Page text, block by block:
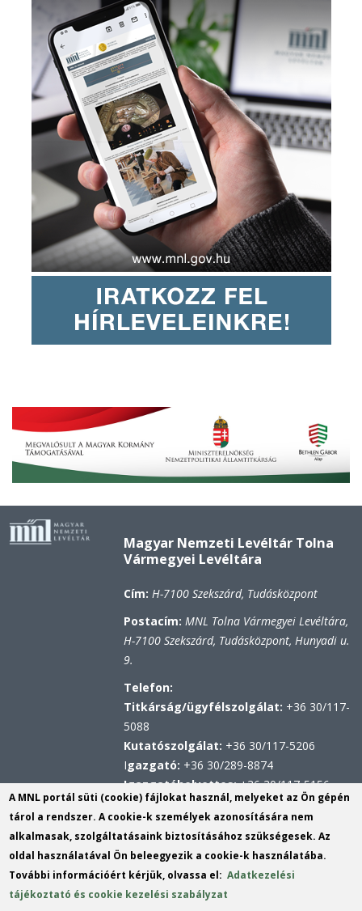
Magyar Nemzeti Levéltár Tolna
Vármegyei Levéltára
Cím: H-7100 Szekszárd, Tudásközpont
Postacím: MNL Tolna Vármegyei Levéltára,
H-7100 Szekszárd, Tudásközpont, Hunyadi u.
9.
Telefon:
Titkárság/ügyfélszolgálat: +36 30/117-
5088
Kutatószolgálat: +36 30/117-5206
Igazgató: +36 30/289-8874
Igazgatóhelyettes:+36 30/117-5156
Hivatali kapu
KRID: 567314100
Központi Érkeztetési Rendszer (KÉR)
azonosító: MNL TVL
KRID: 113809158
A MNL portál süti (cookie) fájlokat használ, melyeket az Ön gépén
tárol a rendszer. A cookie-k személyek azonosítására nem
alkalmasak, szolgáltatásaink biztosításához szükségesek. Az
oldal használatával Ön beleegyezik a cookie-k használatába.
További információért kérjük, olvassa el:Adatkezelési
tájékoztató és cookie kezelési szabályzat